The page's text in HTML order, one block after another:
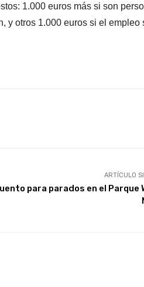
1.000 euros más si son
y otros 1.000 euros si el empleo
ARTÍCULO
para parados en el Parque